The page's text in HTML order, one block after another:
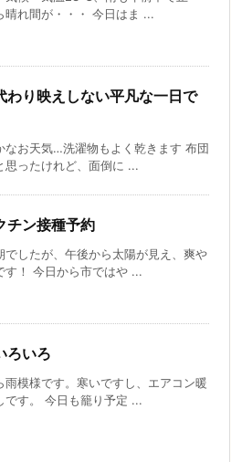
晴れ間が・・・ 今日はま ...
わり映えしない平凡な一日で
なお天気…洗濯物もよく乾きます 布団
思ったけれど、面倒に ...
チン接種予約
でしたが、午後から太陽が見え、爽や
す！ 今日から市ではや ...
ろいろ
雨模様です。寒いですし、エアコン暖
です。 今日も籠り予定 ...